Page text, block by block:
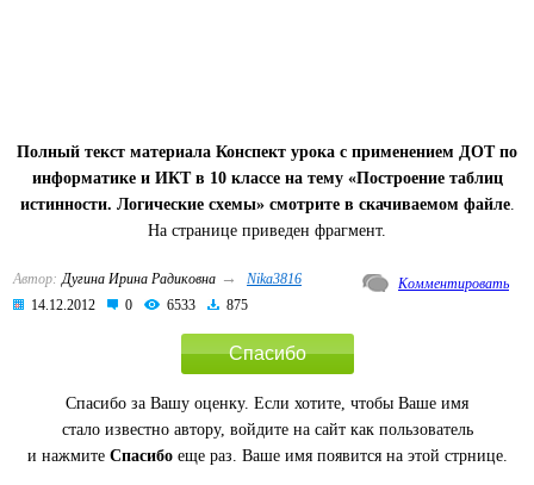
Полный текст материала Конспект урока с применением ДОТ по
информатике и ИКТ в 10 классе на тему «Построение таблиц
истинности. Логические схемы» смотрите в скачиваемом файле.
На странице приведен фрагмент.
Автор: Дугина Ирина Радиковна →
Nika3816
14.12.2012
0 6533 875
Комментировать
Спасибо
Спасибо за Вашу оценку. Если хотите, чтобы Ваше имя
стало известно автору, войдите на сайт как пользователь
и нажмите Спасибоеще раз. Ваше имя появится на этой стрнице.